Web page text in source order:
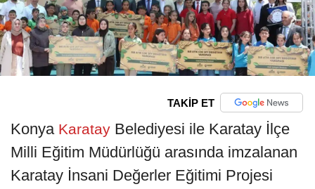
TAKİP ET
Konya Karatay Belediyesi ile Karatay İlçe
Milli Eğitim Müdürlüğü arasında imzalanan
Karatay İnsani Değerler Eğitimi Projesi